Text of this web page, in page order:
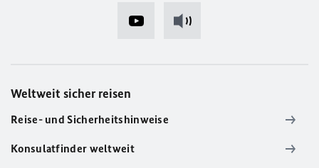
Weltweit sicher reisen
Reise- und Sicherheitshinweise
Konsulatfinder weltweit